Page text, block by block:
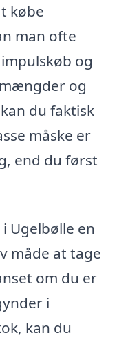
købe
man ofte
og
og
du faktisk
måske er
end du først
Ugelbølle en
måde at tage
om du er
i
kan du